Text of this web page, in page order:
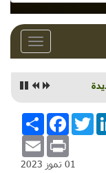
Toggle
انشر
FacebookTwitter
Email Print
01 تموز 2023